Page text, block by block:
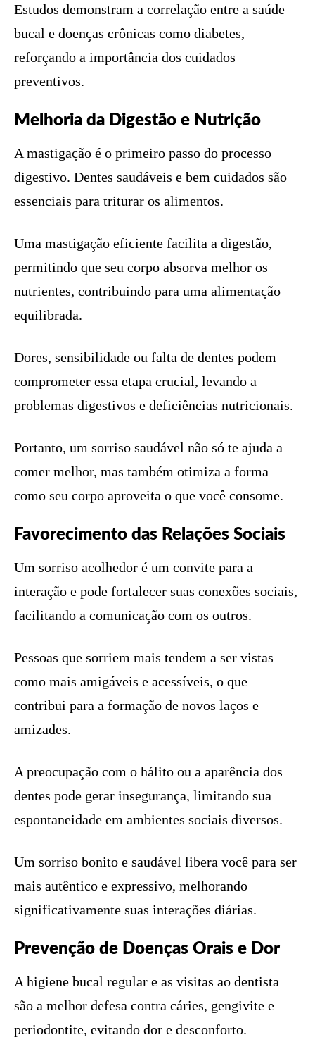
Estudos demonstram a correlação entre a saúde
bucal e doenças crônicas como diabetes,
reforçando a importância dos cuidados
preventivos.
Melhoria da Digestão e Nutrição
A mastigação é o primeiro passo do processo
digestivo. Dentes saudáveis e bem cuidados são
essenciais para triturar os alimentos.
Uma mastigação eficiente facilita a digestão,
permitindo que seu corpo absorva melhor os
nutrientes, contribuindo para uma alimentação
equilibrada.
Dores, sensibilidade ou falta de dentes podem
comprometer essa etapa crucial, levando a
problemas digestivos e deficiências nutricionais.
Portanto, um sorriso saudável não só te ajuda a
comer melhor, mas também otimiza a forma
como seu corpo aproveita o que você consome.
Favorecimento das Relações Sociais
Um sorriso acolhedor é um convite para a
interação e pode fortalecer suas conexões sociais,
facilitando a comunicação com os outros.
Pessoas que sorriem mais tendem a ser vistas
como mais amigáveis e acessíveis, o que
contribui para a formação de novos laços e
amizades.
A preocupação com o hálito ou a aparência dos
dentes pode gerar insegurança, limitando sua
espontaneidade em ambientes sociais diversos.
Um sorriso bonito e saudável libera você para ser
mais autêntico e expressivo, melhorando
significativamente suas interações diárias.
Prevenção de Doenças Orais e Dor
A higiene bucal regular e as visitas ao dentista
são a melhor defesa contra cáries, gengivite e
periodontite, evitando dor e desconforto.